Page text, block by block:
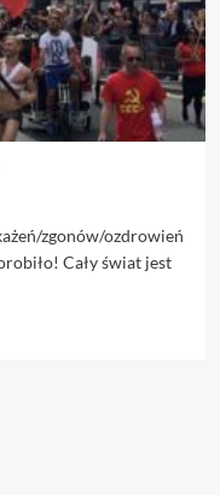
zgonów/ozdrowień
Cały świat jest